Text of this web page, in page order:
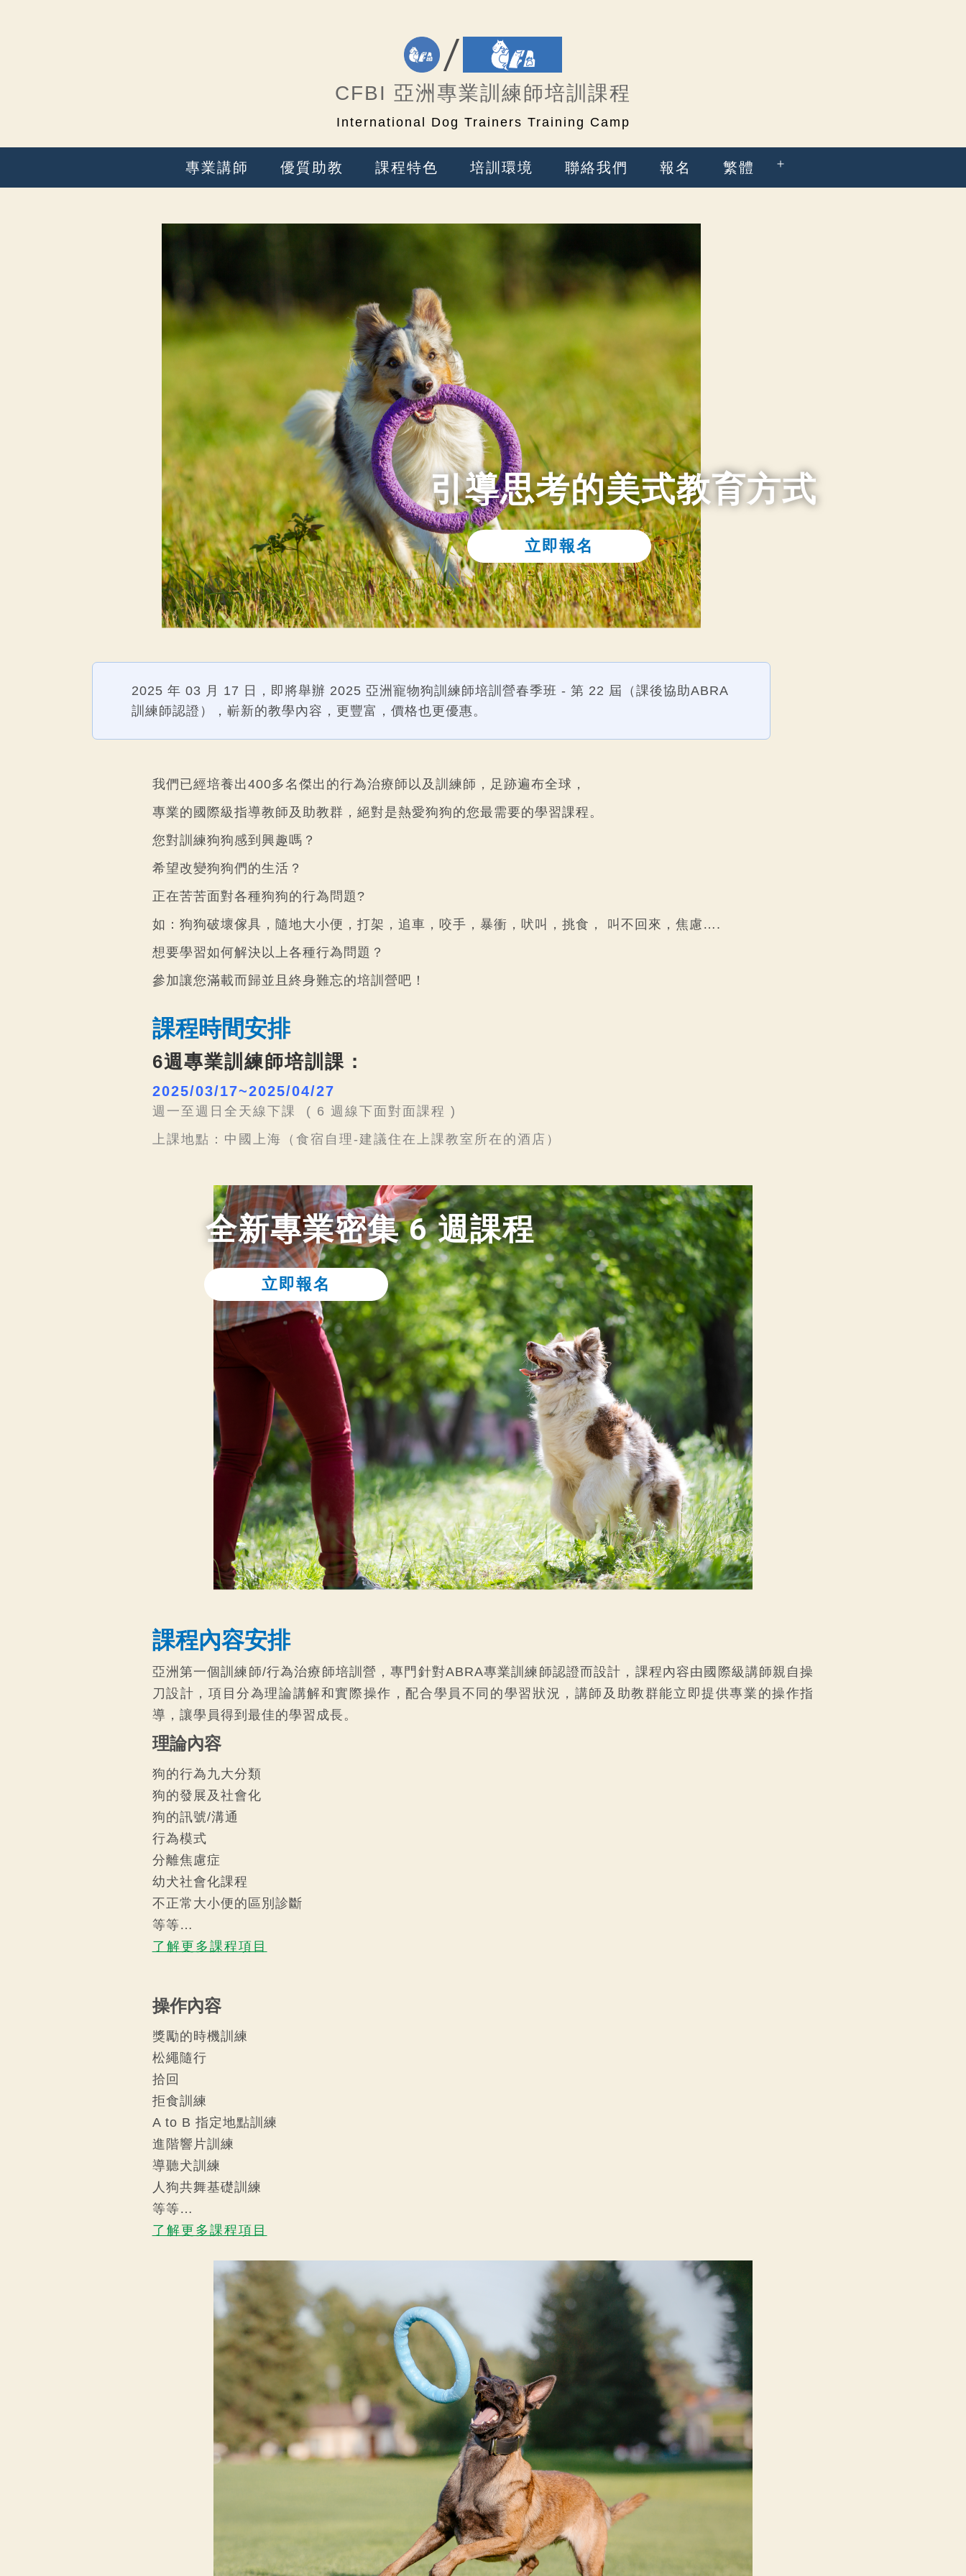
CFBI 亞洲專業訓練師培訓課程
International Dog Trainers Training Camp
專業講師 優質助教 課程特色 培訓環境 聯絡我們 報名 繁體
立即報名
2025 年 03 月 17 日，即將舉辦 2025 亞洲寵物狗訓練師培訓營春季班 - 第 22 屆（課後協助ABRA
訓練師認證），嶄新的教學內容，更豐富，價格也更優惠。
引導思考的美式教育方式
我們已經培養出400多名傑出的行為治療師以及訓練師，足跡遍布全球，
專業的國際級指導教師及助教群，絕對是熱愛狗狗的您最需要的學習課程。
您對訓練狗狗感到興趣嗎？
希望改變狗狗們的生活？
正在苦苦面對各種狗狗的行為問題?
如：狗狗破壞傢具，隨地大小便，打架，追車，咬手，暴衝，吠叫，挑食， 叫不回來，焦慮….
想要學習如何解決以上各種行為問題？
參加讓您滿載而歸並且終身難忘的培訓營吧！
課程時間安排
6週專業訓練師培訓課：
2025/03/17~2025/04/27
週一至週日全天線下課
( 6 週線下面對面課程 )
上課地點：中國上海（食宿自理-建議住在上課教室所在的酒店）
立即報名
全新專業密集 6 週課程
課程內容安排
亞洲第一個訓練師/行為治療師培訓營，專門針對ABRA專業訓練師認證而設計，課程內容由國際級講師親自操
刀設計，項目分為理論講解和實際操作，配合學員不同的學習狀況，講師及助教群能立即提供專業的操作指
導，讓學員得到最佳的學習成長。
理論內容
狗的行為九大分類
狗的發展及社會化
狗的訊號/溝通
行為模式
分離焦慮症
幼犬社會化課程
不正常大小便的區別診斷
等等…
了解更多課程項目
操作內容
獎勵的時機訓練
松繩隨行
拾回
拒食訓練
A to B 指定地點訓練
進階響片訓練
導聽犬訓練
人狗共舞基礎訓練
等等…
了解更多課程項目